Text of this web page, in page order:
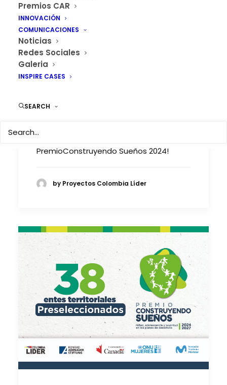
Premios CAR
INNOVACIÓN
COMUNICACIONES
Noticias
Redes Sociales
Galeria
INSPIRE CASES
SEARCH
¡Conozca los finalistas
Construyendo Sueños
¡Conozca los finalistas del
PremioConstruyendo Sueños 2024!
by Proyectos Colombia Líder